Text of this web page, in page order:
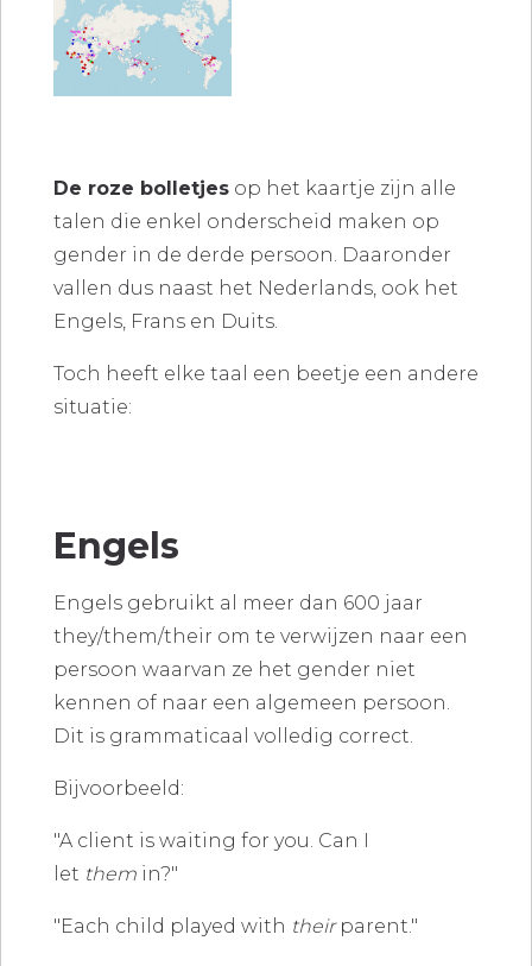
De roze bolletjesop het kaartje zijn alle
talen die enkel onderscheid maken op
gender in de derde persoon. Daaronder
vallen dus naast het Nederlands, ook het
Engels, Frans en Duits.
Toch heeft elke taal een beetje een andere
situatie:
Engels
Engels gebruikt al meer dan 600 jaar
they/them/their om te verwijzen naar een
persoon waarvan ze het gender niet
kennen of naar een algemeen persoon.
Dit is grammaticaal volledig correct.
Bijvoorbeeld:
"A client is waiting for you. Can I
let them in?"
"Each child played with their parent."